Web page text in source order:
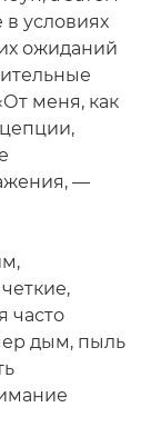
в условиях
ожиданий
меня, как
—
часто
дым, пыль